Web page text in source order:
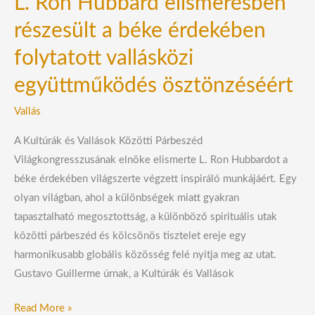
részesült a béke érdekében
folytatott vallásközi
együttműködés ösztönzéséért
Vallás
A Kultúrák és Vallások Közötti Párbeszéd
Világkongresszusának elnöke elismerte L. Ron Hubbardot a
béke érdekében világszerte végzett inspiráló munkájáért. Egy
olyan világban, ahol a különbségek miatt gyakran
tapasztalható megosztottság, a különböző spirituális utak
közötti párbeszéd és kölcsönös tisztelet ereje egy
harmonikusabb globális közösség felé nyitja meg az utat.
Gustavo Guillerme úrnak, a Kultúrák és Vallások
együttműködés
ösztönzéséért
Read More »